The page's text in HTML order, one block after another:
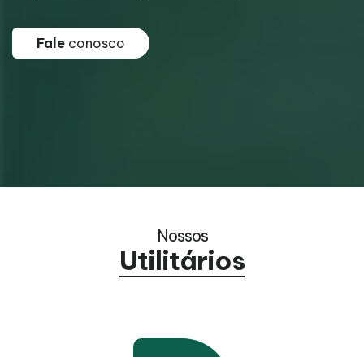
Fale conosco
Nossos
Utilitários